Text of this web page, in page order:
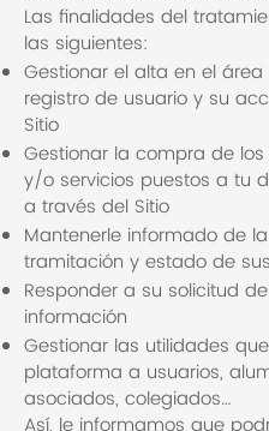
Las finalidades del
las siguientes:
Gestionar el alta en el
registro de usuario y su
Sitio
Gestionar la compra de
y/o servicios puestos a tu
a través del Sitio
Mantenerle informado de la
tramitación y estado de
Responder a su solicitud de
información
Gestionar las utilidades
plataforma a usuarios,
asociados, colegiados…